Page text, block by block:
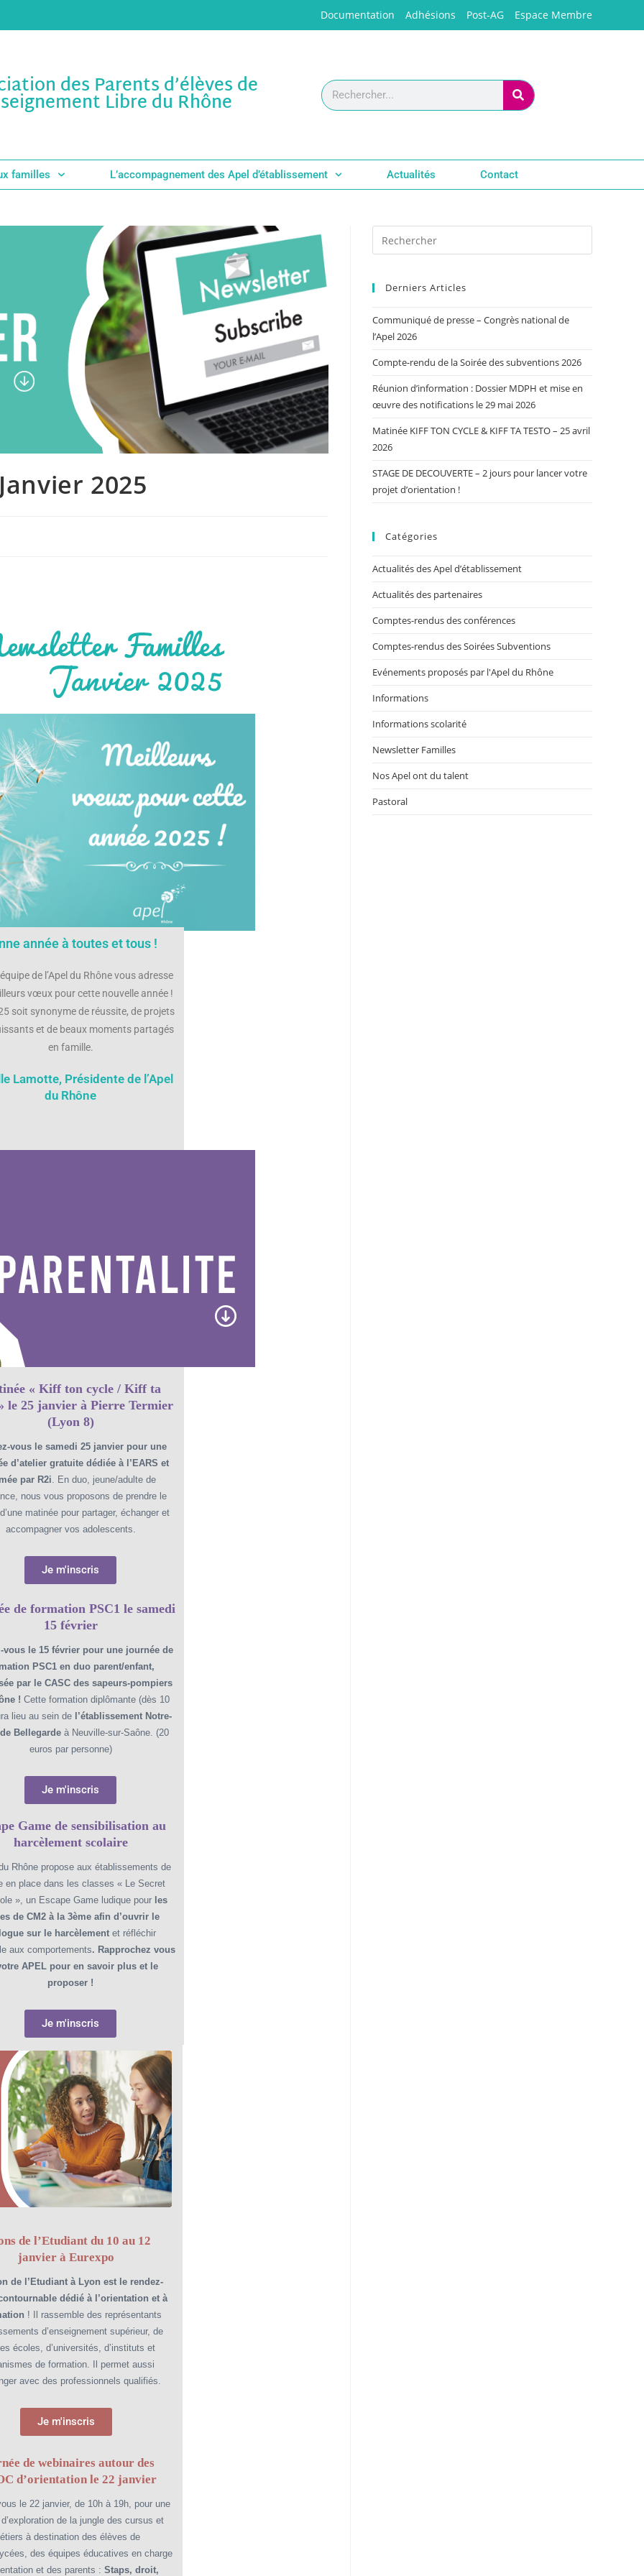
Documentation Adhésions Post-AG Espace Membre
des Parents d’élèves de
Libre du Rhône
familles L’accompagnement des Apel d’établissement Actualités Contact
2025
année à toutes et tous !
de l’Apel du Rhône vous adresse
vœux pour cette nouvelle année !
soit synonyme de réussite, de projets
et de beaux moments partagés
en famille.
Lamotte, Présidente de l’Apel
du Rhône
« Kiff ton cycle / Kiff ta
le 25 janvier à Pierre Termier
(Lyon 8)
vous le samedi 25 janvier pour une
d’atelier gratuite dédiée à l’EARS et
par R2i . En duo, jeune/adulte de
nous vous proposons de prendre le
matinée pour partager, échanger et
accompagner vos adolescents.
Je m'inscris
de formation PSC1 le samedi
15 février
vous le 15 février pour une journée de
PSC1 en duo parent/enfant,
par le CASC des sapeurs-pompiers
! Cette formation diplômante (dès 10
lieu au sein de l’établissement Notre-
Bellegarde à Neuville-sur-Saône. (20
euros par personne)
Je m'inscris
Game de sensibilisation au
harcèlement scolaire
Rhône propose aux établissements de
en place dans les classes « Le Secret
», un Escape Game ludique pour les
de CM2 à la 3ème afin d’ouvrir le
sur le harcèlement et réfléchir
aux comportements. Rapprochez vous
APEL pour en savoir plus et le
proposer !
Je m'inscris
de l’Etudiant du 10 au 12
janvier à Eurexpo
de l’Etudiant à Lyon est le rendez-
dédié à l’orientation et à
! Il rassemble des représentants
d’enseignement supérieur, de
écoles, d’universités, d’instituts et
de formation. Il permet aussi
avec des professionnels qualifiés.
Je m'inscris
de webinaires autour des
d’orientation le 22 janvier
le 22 janvier, de 10h à 19h, pour une
de la jungle des cursus et
à destination des élèves de
des équipes éducatives en charge
et des parents : Staps, droit,
Derniers Articles
Communiqué de presse – Congrès national de
l’Apel 2026
Compte-rendu de la Soirée des subventions 2026
Réunion d’information : Dossier MDPH et mise en
œuvre des notifications le 29 mai 2026
Matinée KIFF TON CYCLE & KIFF TA TESTO – 25 avril
2026
STAGE DE DECOUVERTE – 2 jours pour lancer votre
projet d’orientation !
Catégories
Actualités des Apel d’établissement
Actualités des partenaires
Comptes-rendus des conférences
Comptes-rendus des Soirées Subventions
Evénements proposés par l'Apel du Rhône
Informations
Informations scolarité
Newsletter Familles
Nos Apel ont du talent
Pastoral